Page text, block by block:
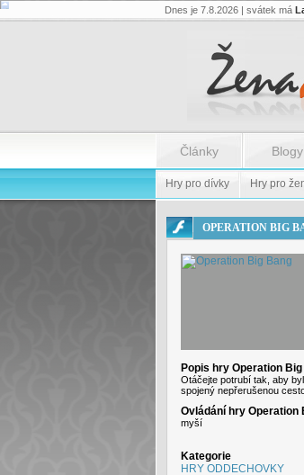
Flash.nazev
Dnes je 7.8.2026 | svátek má
Články Blogy
Hry pro dívky Hry pro
OPERATION BIG
Popis hry Operation
Otáčejte potrubí tak, aby
spojený nepřerušenou
Ovládání hry Operation
myší
Kategorie
HRY ODDECHOVKY